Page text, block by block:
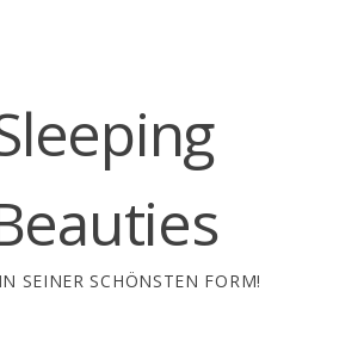
SEINER SCHÖNSTEN FORM!